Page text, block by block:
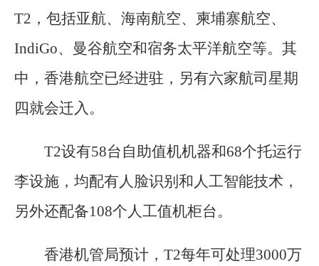
T2，包括亚航、海南航空、柬埔寨航空、
IndiGo、曼谷航空和宿务太平洋航空等。其
中，香港航空已经进驻，另有六家航司星期
四就会迁入。
T2设有58台自助值机机器和68个托运行
李设施，均配有人脸识别和人工智能技术，
另外还配备108个人工值机柜台。
香港机管局预计，T2每年可处理3000万